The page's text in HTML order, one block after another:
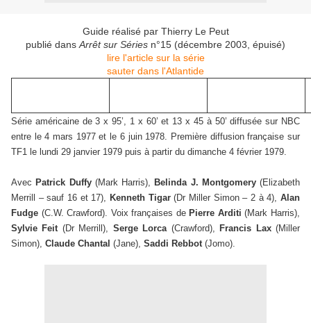
Guide réalisé par Thierry Le Peut
publié dans Arrêt sur Séries n°15 (décembre 2003, épuisé)
lire l'article sur la série
sauter dans l'Atlantide
Série américaine de 3 x 95’, 1 x 60’ et 13 x 45 à 50’ diffusée sur NBC
entre le 4 mars 1977 et le 6 juin 1978. Première diffusion française sur
TF1 le lundi 29 janvier 1979 puis à partir du dimanche 4 février 1979.
Avec Patrick Duffy (Mark Harris), Belinda J. Montgomery (Elizabeth
Merrill – sauf 16 et 17), Kenneth Tigar(Dr Miller Simon – 2 à 4),Alan
Fudge (C.W. Crawford). Voix françaises de Pierre Arditi(Mark Harris),
Sylvie Feit (Dr Merrill), Serge Lorca (Crawford), Francis Lax(Miller
Simon), Claude Chantal (Jane), Saddi Rebbot (Jomo).